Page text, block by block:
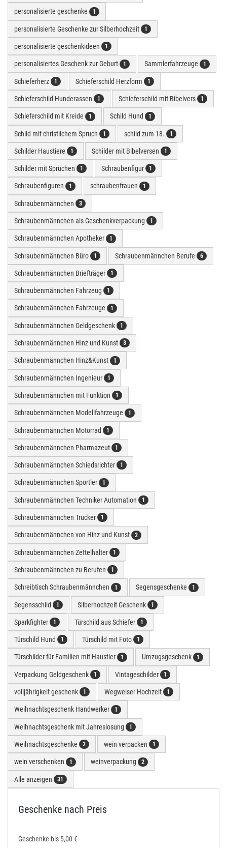
personalisierte geschenke 1
personalisierte Geschenke zur Silberhochzeit 1
personalisierte geschenkideen 1
personalisiertes Geschenk zur Geburt 1 Sammlerfahrzeuge 1
Schieferherz 1 Schieferschild Herzform 1
Schieferschild Hunderassen 1 Schieferschild mit Bibelvers 1
Schieferschild mit Kreide 1 Schild Hund 1
Schild mit christlichem Spruch 1 schild zum 18. 1
Schilder Haustiere 1 Schilder mit Bibelversen 1
Schilder mit Sprüchen 1 Schraubenfigur 1
Schraubenfiguren 1 schraubenfrauen 1
Schraubenmännchen 3
Schraubenmännchen als Geschenkverpackung 1
Schraubenmännchen Apotheker 1
Schraubenmännchen Büro 1 Schraubenmännchen Berufe 6
Schraubenmännchen Briefträger 1
Schraubenmännchen Fahrzeug 1
Schraubenmännchen Fahrzeuge 1
Schraubenmännchen Geldgeschenk 1
Schraubenmännchen Hinz und Kunst 3
Schraubenmännchen Hinz&Kunst 1
Schraubenmännchen Ingenieur 1
Schraubenmännchen mit Funktion 1
Schraubenmännchen Modellfahrzeuge 1
Schraubenmännchen Motorrad 1
Schraubenmännchen Pharmazeut 1
Schraubenmännchen Schiedsrichter 1
Schraubenmännchen Sportler 1
Schraubenmännchen Techniker Automation 1
Schraubenmännchen Trucker 1
Schraubenmännchen von Hinz und Kunst 2
Schraubenmännchen Zettelhalter 1
Schraubenmännchen zu Berufen 1
Schreibtisch Schraubenmännchen 1 Segensgeschenke 1
Segensschild 1 Silberhochzeit Geschenk 1
Sparkfighter 1 Türschild aus Schiefer 1
Türschild Hund 1 Türschild mit Foto 1
Türschilder für Familien mit Haustier 1 Umzugsgeschenk 1
Verpackung Geldgeschenk 1 Vintageschilder 1
volljährigkeit geschenk 1 Wegweiser Hochzeit 1
Weihnachtsgeschenk Handwerker 1
Weihnachtsgeschenk mit Jahreslosung 1
Weihnachtsgeschenke 2 wein verpacken 1
wein verschenken 1 weinverpackung 2
Alle anzeigen 31
Geschenke nach Preis
Geschenke bis 5,00 €